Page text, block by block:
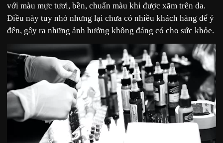
với màu mực tươi, bền, chuẩn màu khi được xăm trên da.
Điều này tuy nhỏ nhưng lại chưa có nhiều khách hàng để ý
đến, gây ra những ảnh hưởng không đáng có cho sức khỏe.